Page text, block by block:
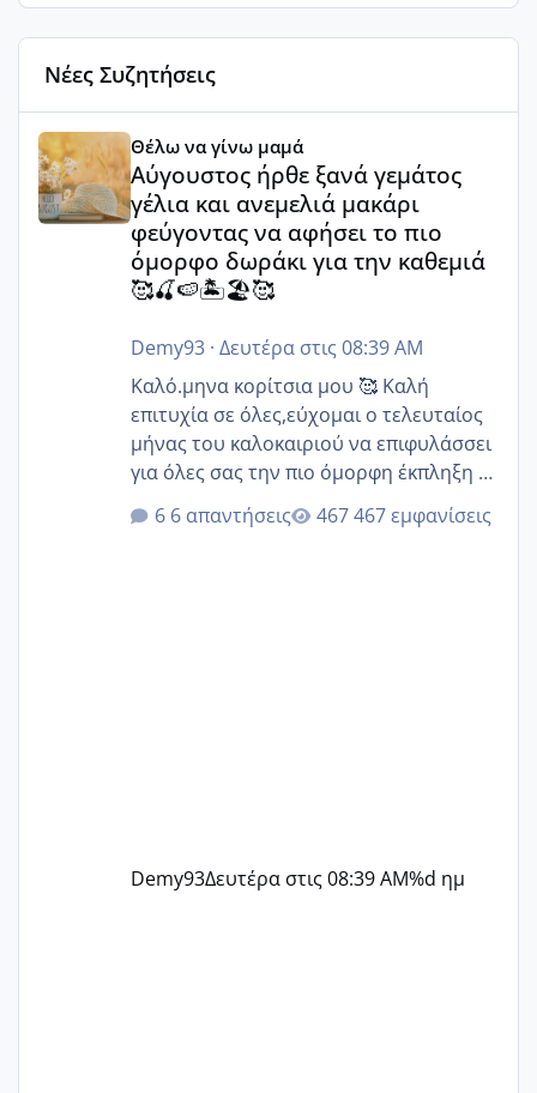
Νέες Συζητήσεις
Αύγουστος ήρθε ξανά γεμάτος γέλια και ανεμελιά
Θέλω να γίνω μαμά
Αύγουστος ήρθε ξανά γεμάτος
γέλια και ανεμελιά μακάρι
φεύγοντας να αφήσει το πιο
όμορφο δωράκι για την καθεμιά
🥰🍒🍉🏝️🏖️🥰
Demy93· Δευτέρα στις 08:39 AM
Καλό.μηνα κορίτσια μου 🥰 Καλή
επιτυχία σε όλες,εύχομαι ο τελευταίος
μήνας του καλοκαιριού να επιφυλάσσει
για όλες σας την πιο όμορφη έκπληξη 🧿
@Elk @Melikara86 @Παρασκευαιδου
@Zenia z @melitiniღ @Christi.D.
6 απαντήσεις 467 εμφανίσεις
Demy93Δευτέρα στις 08:39 AM%d ημ